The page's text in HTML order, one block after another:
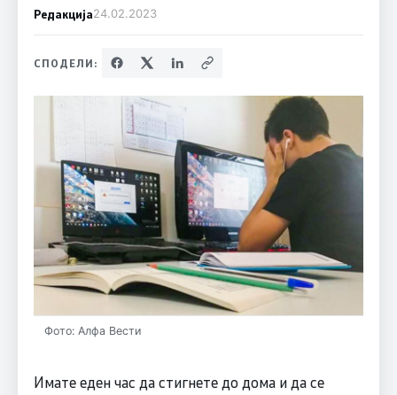
Редакција24.02.2023
СПОДЕЛИ:
Фото: Алфа Вести
Имате еден час да стигнете до дома и да се